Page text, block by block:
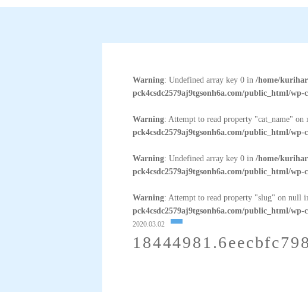
Warning: Undefined array key 0 in/home/
pck4csdc2579aj9tgsonh6a.com/public_html/wp-
Warning: Attempt to read property "cat_name"
pck4csdc2579aj9tgsonh6a.com/public_html/wp-
Warning: Undefined array key 0 in/home/
pck4csdc2579aj9tgsonh6a.com/public_html/wp-
Warning: Attempt to read property "slug" on null
pck4csdc2579aj9tgsonh6a.com/public_html/wp-
2020.03.02